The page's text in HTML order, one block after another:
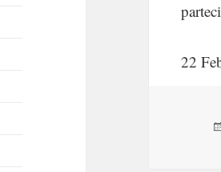
22